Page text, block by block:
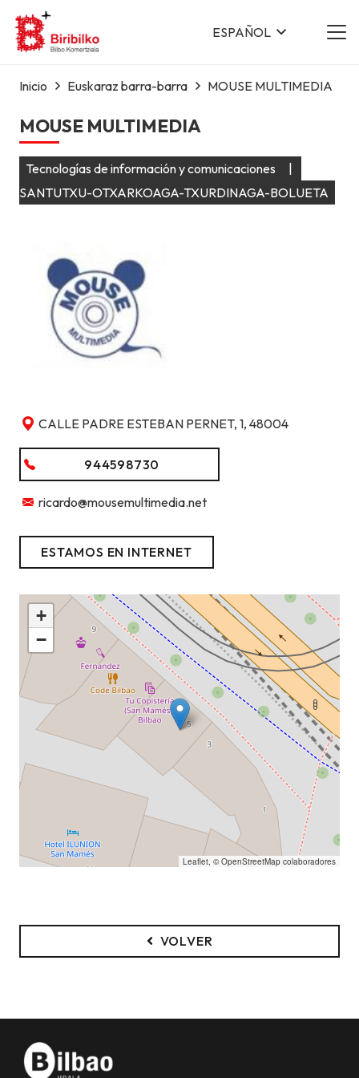
ESPAÑOL
Inicio Euskaraz barra-barra MOUSE MULTIMEDIA
MOUSE MULTIMEDIA
Tecnologías de información y comunicaciones
|
SANTUTXU-OTXARKOAGA-TXURDINAGA-BOLUETA
CALLE PADRE ESTEBAN PERNET, 1, 48004
944598730
ricardo@mousemultimedia.net
ESTAMOS EN INTERNET
+
−
Leaflet, ©OpenStreetMap colaboradores
VOLVER